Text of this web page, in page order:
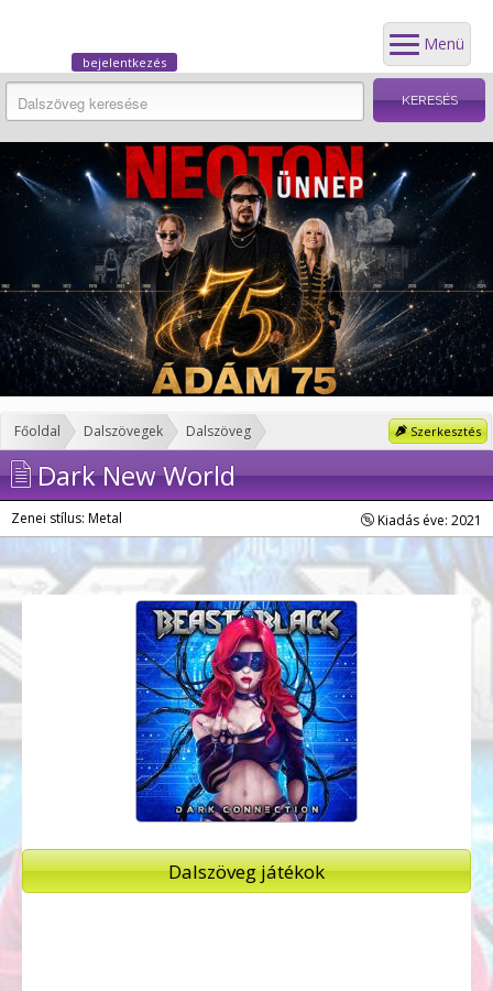
Menü
bejelentkezés
Szerkesztés
Főoldal Dalszövegek Dalszöveg
Dark New World
Zenei stílus: Metal Kiadás éve: 2021
Dalszöveg játékok